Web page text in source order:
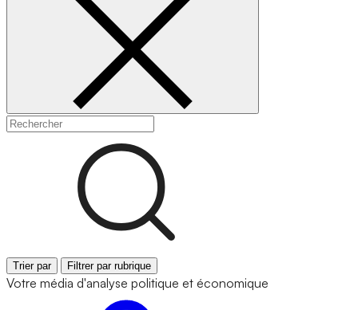
Trier par Filtrer par rubrique
Votre média d'analyse politique et économique